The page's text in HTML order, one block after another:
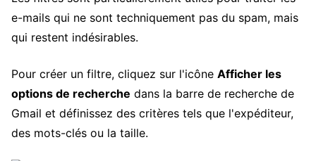
e-mails qui ne sont techniquement pas du spam, mais
qui restent indésirables.
Pour créer un filtre, cliquez sur l'icône Afficher les
options de recherche dans la barre de recherche de
Gmail et définissez des critères tels que l'expéditeur,
des mots-clés ou la taille.